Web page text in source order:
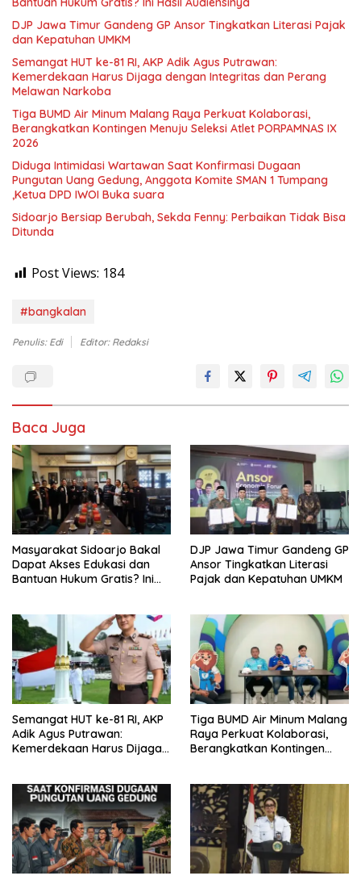
DJP Jawa Timur Gandeng GP Ansor Tingkatkan Literasi Pajak
dan Kepatuhan UMKM
Semangat HUT ke-81 RI, AKP Adik Agus Putrawan:
Kemerdekaan Harus Dijaga dengan Integritas dan Perang
Melawan Narkoba
Tiga BUMD Air Minum Malang Raya Perkuat Kolaborasi,
Berangkatkan Kontingen Menuju Seleksi Atlet PORPAMNAS IX
2026
Diduga Intimidasi Wartawan Saat Konfirmasi Dugaan
Pungutan Uang Gedung, Anggota Komite SMAN 1 Tumpang
,Ketua DPD IWOI Buka suara
Sidoarjo Bersiap Berubah, Sekda Fenny: Perbaikan Tidak Bisa
Ditunda
Post Views: 184
#bangkalan
Penulis: Edi Editor: Redaksi
Baca Juga
Masyarakat Sidoarjo Bakal
Dapat Akses Edukasi dan
Bantuan Hukum Gratis? Ini
DJP Jawa Timur Gandeng GP
Ansor Tingkatkan Literasi
Pajak dan Kepatuhan UMKM
Semangat HUT ke-81 RI, AKP
Adik Agus Putrawan:
Kemerdekaan Harus Dijaga
Tiga BUMD Air Minum Malang
Raya Perkuat Kolaborasi,
Berangkatkan Kontingen